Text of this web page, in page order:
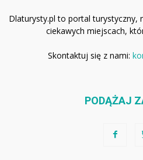
Dlaturysty.pl to portal turystyczny,
ciekawych miejscach,
Skontaktuj się z nami:
PODĄŻAJ